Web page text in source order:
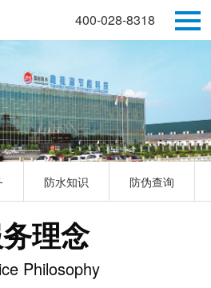
400-028-8318
防水知识 防伪查询
理念
Philosophy